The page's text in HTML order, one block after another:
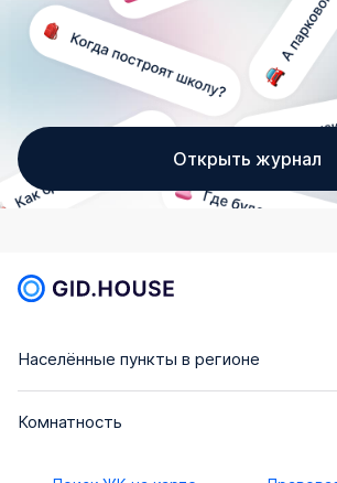
Открыть журнал
Населённые пункты в регионе
Комнатность